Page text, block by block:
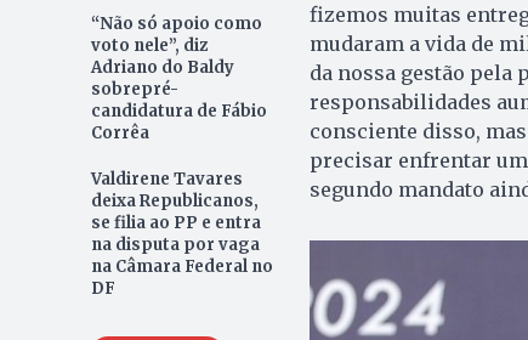
“Não só apoio como
voto nele”, diz
Adriano do Baldy
sobrepré-
candidatura de Fábio
Corrêa
Valdirene Tavares
deixa Republicanos,
se filia ao PP e entra
na disputa por vaga
na Câmara Federal no
DF
fizemos muitas
mudaram a vida de
da nossa gestão pela
responsabilidades
consciente disso,
precisar enfrentar
segundo mandato